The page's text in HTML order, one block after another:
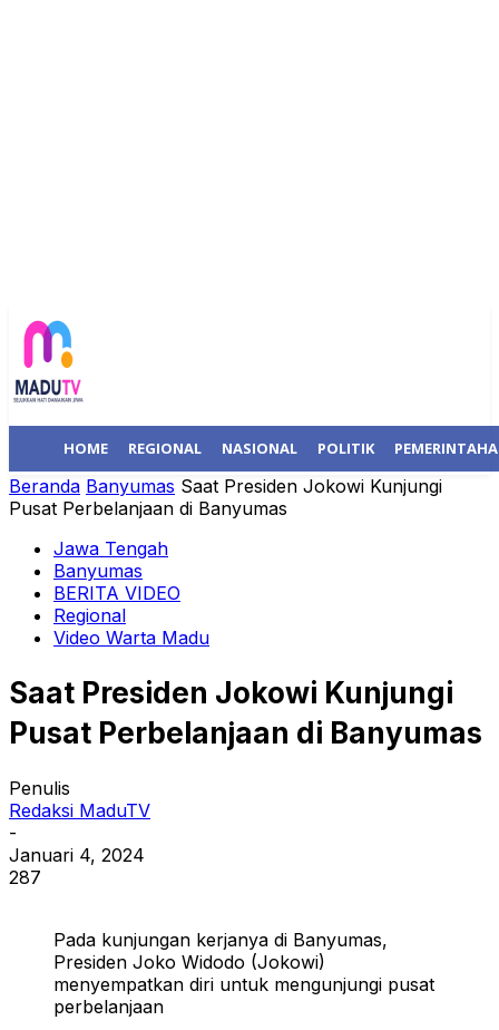
HOME REGIONAL NASIONAL POLITIK
Beranda Banyumas Saat Presiden Jokowi Kunjungi
Pusat Perbelanjaan di Banyumas
Jawa Tengah
Banyumas
BERITA VIDEO
Regional
Video Warta Madu
Saat Presiden Jokowi Kunjungi
Pusat Perbelanjaan di Banyumas
Penulis
Redaksi MaduTV
-
Januari 4, 2024
287
Pada kunjungan kerjanya di Banyumas,
Presiden Joko Widodo (Jokowi)
menyempatkan diri untuk mengunjungi pusat
perbelanjaan